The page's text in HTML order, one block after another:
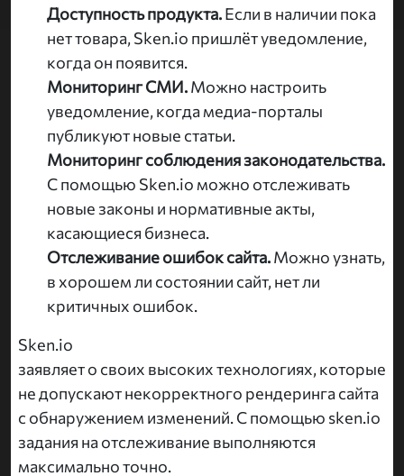
Доступность продукта.Если в наличии пока
нет товара, Sken.io пришлёт уведомление,
когда он появится.
Мониторинг СМИ.Можно настроить
уведомление, когда медиа-порталы
публикуют новые статьи.
Мониторинг соблюдения законодательства.
С помощью Sken.io можно отслеживать
новые законы и нормативные акты,
касающиеся бизнеса.
Отслеживание ошибок сайта.Можно узнать,
в хорошем ли состоянии сайт, нет ли
критичных ошибок.
Sken.io
заявляет о своих высоких технологиях, которые
не допускают некорректного рендеринга сайта
с обнаружением изменений. С помощью sken.io
задания на отслеживание выполняются
максимально точно.